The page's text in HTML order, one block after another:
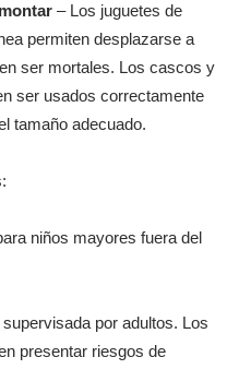
– Los juguetes de
permiten desplazarse a
ser mortales. Los cascos y
ser usados correctamente
tamaño adecuado.
niños mayores fuera del
por adultos. Los
presentar riesgos de